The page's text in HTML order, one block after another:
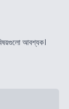
আবশ্যক।